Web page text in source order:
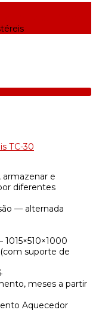
ТС-30
e
diferentes
— alternada
suporte de
meses a partir
Aquecedor